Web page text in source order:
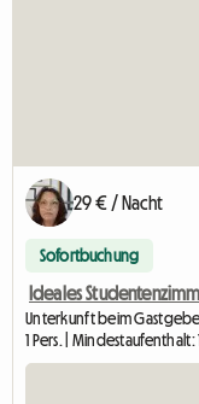
29 € / Nacht
Sofortbuchung
Ideales
Unterkunft beim
1 Pers. |